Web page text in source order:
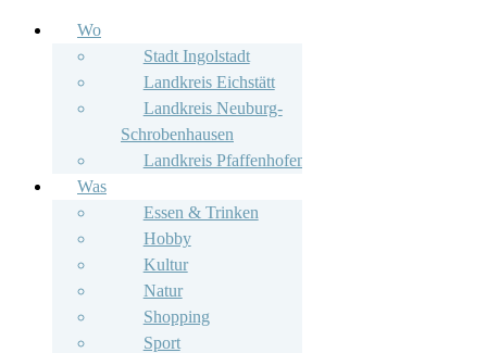
Wo
Stadt Ingolstadt
Landkreis Eichstätt
Landkreis Neuburg-
Schrobenhausen
Landkreis Pfaffenhofen
Was
Essen & Trinken
Hobby
Kultur
Natur
Shopping
Sport